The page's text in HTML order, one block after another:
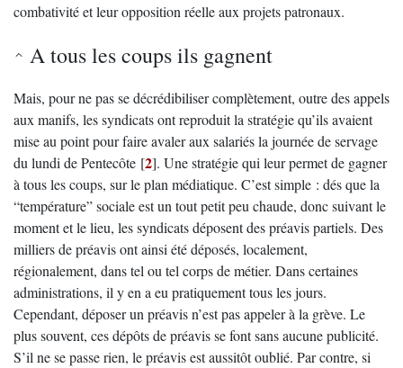
combativité et leur opposition réelle aux projets patronaux.
A tous les coups ils gagnent
Mais, pour ne pas se décrédibiliser complètement, outre des appels
aux manifs, les syndicats ont reproduit la stratégie qu’ils avaient
mise au point pour faire avaler aux salariés la journée de servage
du lundi de Pentecôte [2]. Une stratégie qui leur permet de gagner
à tous les coups, sur le plan médiatique. C’est simple : dés que la
“température” sociale est un tout petit peu chaude, donc suivant le
moment et le lieu, les syndicats déposent des préavis partiels. Des
milliers de préavis ont ainsi été déposés, localement,
régionalement, dans tel ou tel corps de métier. Dans certaines
administrations, il y en a eu pratiquement tous les jours.
Cependant, déposer un préavis n’est pas appeler à la grève. Le
plus souvent, ces dépôts de préavis se font sans aucune publicité.
S’il ne se passe rien, le préavis est aussitôt oublié. Par contre, si